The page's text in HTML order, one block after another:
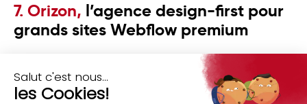
7. Orizon, l’agence design-first pour
grands sites Webflow premium
Partenaire Webflow certifié depuis 2022, Orizon
profil plus premium que la moyenne. Cette agence web
spécialisée en création de sites internet sur-mesure